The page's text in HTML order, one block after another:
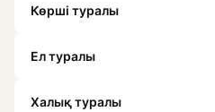
Көрші туралы
Ел туралы
Халық туралы